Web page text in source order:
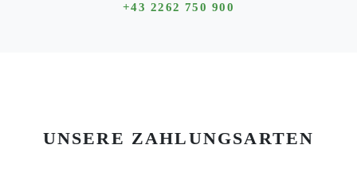
+43 2262 750 900
UNSERE ZAHLUNGSARTEN